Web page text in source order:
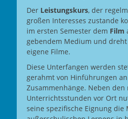
Der Leistungskurs, der
großen Interesses zustande
im ersten Semester dem Film
gebendem Medium und
eigene Filme.
Diese Unterfangen werden
gerahmt von Hinführungen
Zusammenhänge. Neben den
Unterrichtsstunden vor Ort
seine spezifische Eignung die